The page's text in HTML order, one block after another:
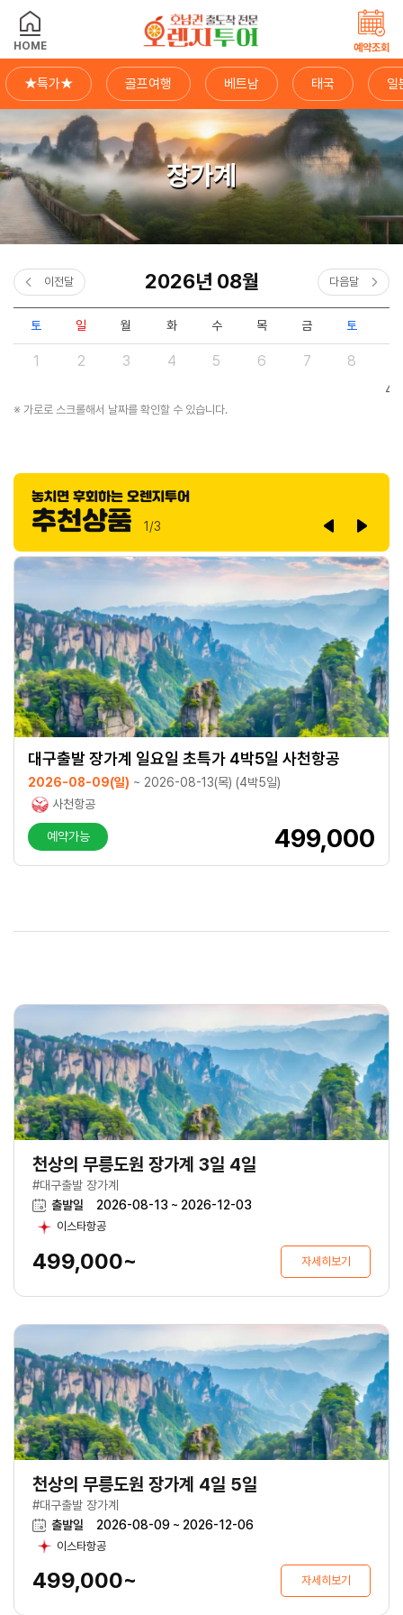
HOME 예약조회
★특가★ 골프여행 베트남 태국 일
장가계
이전달 2026년 08월 다음달
토
1
일
2
월
3
화
4
수
5
목
6
금
7
토
8
49
놓치면 후회하는 오렌지투어
추천상품 Previous
대구출발 장가계 일요일 초특가 4박5일 사천항공
2026-08-09(일) ~ 2026-08-13(목) (4박5일)
사천항공
예약가능 499,000
Next
1/3
천상의 무릉도원 장가계 3일 4일
#대구출발 장가계
출발일
2026-08-13 ~ 2026-12-03
이스타항공
499,000~ 자세히보기
천상의 무릉도원 장가계 4일 5일
#대구출발 장가계
출발일
2026-08-09 ~ 2026-12-06
이스타항공
499,000~ 자세히보기